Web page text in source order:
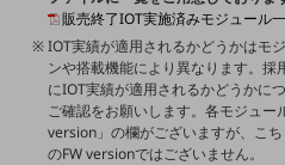
一次産業
医療・介護
販売終了IOT実施済みモジュール
IOT実績が適用されるかどうかはモ
ンや搭載機能により異なります。
にIOT実績が適用されるかどうかに
ご確認をお願いします。各モジュ
version」の欄がございますが、こ
のFW versionではございません。